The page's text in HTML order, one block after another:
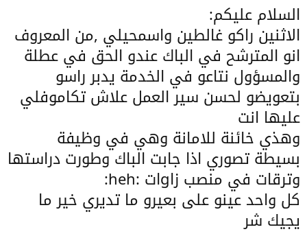
السلام عليكم:
الاثنين راكو غالطين واسمحيلي ,من المعروف
انو المترشح في الباك عندو الحق في عطلة
والمسؤول نتاعو في الخدمة يدبر راسو
بتعويضو لحسن سير العمل علاش تكاموفلي
عليها انت
وهذي خائنة للامانة وهي في وظيفة
بسيطة تصوري اذا جابت الباك وطورت دراستها
وترقات في منصب زاgات :heh:
كل واحد عينو على بعيرو ما تديري خير ما
يجيك شر